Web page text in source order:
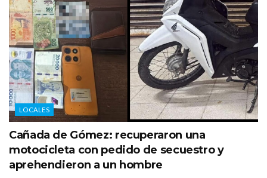
LOCALES
Cañada de Gómez: recuperaron una
motocicleta con pedido de secuestro y
aprehendieron a un hombre